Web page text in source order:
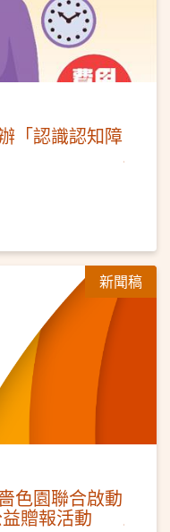
「認識認知障
新聞稿
色園聯合啟動
贈報活動